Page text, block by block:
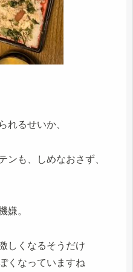
れるせいか、
ンも、しめなおさず、
嫌。
しくなるそうだけ
くなっていますね